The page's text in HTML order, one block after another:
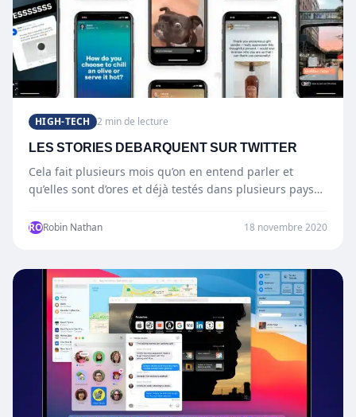
HIGH-TECH 2 min de lecture
LES STORIES DEBARQUENT SUR TWITTER
Cela fait plusieurs mois qu’on en entend parler et
qu’elles sont d’ores et déjà testés dans plusieurs pays…
RORobin Nathan 18 novembre 2020